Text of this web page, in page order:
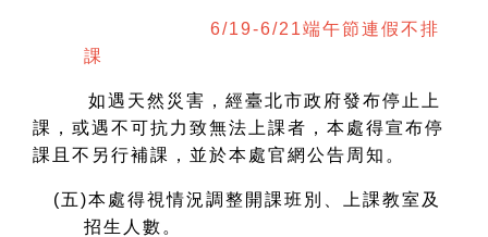
6/19-6/21端午節連假不排
課
如遇天然災害，經臺北市政府發布停止上
課，或遇不可抗力致無法上課者，本處得宣布停
課且不另行補課，並於本處官網公告周知。
(五)本處得視情況調整開課班別、上課教室及
招生人數。